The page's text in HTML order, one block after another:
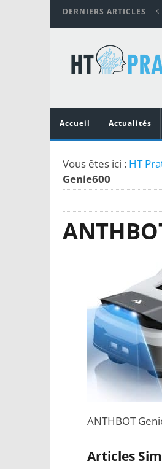
DERNIERS ARTICLES
Accueil
Actualités
Vous êtes ici : HT
Genie600
ANTHBOT
Articles